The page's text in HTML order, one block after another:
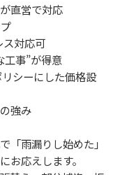
直営で対応
対応可
工事”が得意
シーにした価格設
強み
「雨漏りし始めた」
お応えします。